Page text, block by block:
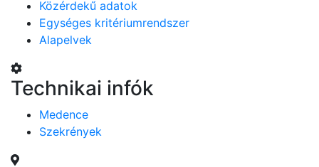
Közérdekű adatok
Egységes kritériumrendszer
Alapelvek
Technikai infók
Medence
Szekrények